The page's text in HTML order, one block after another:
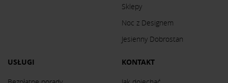
Sklepy
Noc z Designem
Jesienny Dobrostan
USŁUGI KONTAKT